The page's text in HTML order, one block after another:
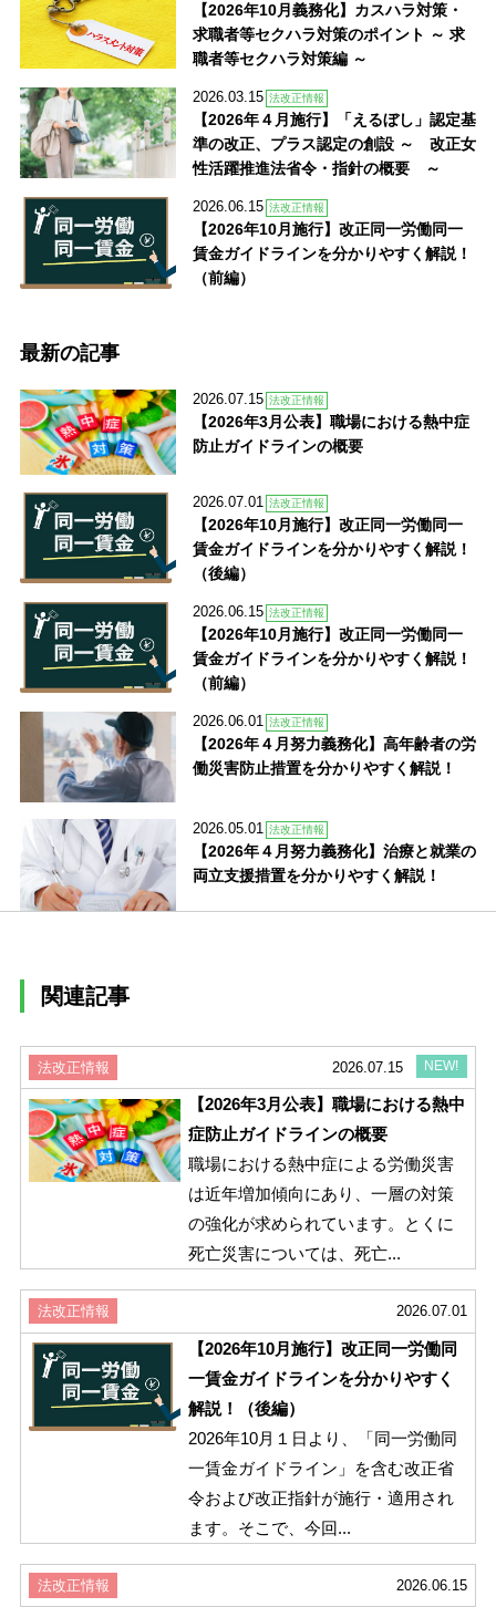
【2026年10月義務化】カスハラ対策・
求職者等セクハラ対策のポイント ～ 求
職者等セクハラ対策編 ～
2026.03.15 法改正情報
【2026年４月施行】「えるぼし」認定基
準の改正、プラス認定の創設 ～ 改正女
性活躍推進法省令・指針の概要 ～
2026.06.15 法改正情報
【2026年10月施行】改正同一労働同一
賃金ガイドラインを分かりやすく解説！
（前編）
最新の記事
2026.07.15 法改正情報
【2026年3月公表】職場における熱中症
防止ガイドラインの概要
2026.07.01 法改正情報
【2026年10月施行】改正同一労働同一
賃金ガイドラインを分かりやすく解説！
（後編）
2026.06.15 法改正情報
【2026年10月施行】改正同一労働同一
賃金ガイドラインを分かりやすく解説！
（前編）
2026.06.01 法改正情報
【2026年４月努力義務化】高年齢者の労
働災害防止措置を分かりやすく解説！
2026.05.01 法改正情報
【2026年４月努力義務化】治療と就業の
両立支援措置を分かりやすく解説！
関連記事
法改正情報 NEW!
2026.07.15
【2026年3月公表】職場における熱中
症防止ガイドラインの概要
職場における熱中症による労働災害
は近年増加傾向にあり、一層の対策
の強化が求められています。とくに
死亡災害については、死亡...
法改正情報 2026.07.01
【2026年10月施行】改正同一労働同
一賃金ガイドラインを分かりやすく
解説！（後編）
2026年10月１日より、「同一労働同
一賃金ガイドライン」を含む改正省
令および改正指針が施行・適用され
ます。そこで、今回...
法改正情報 2026.06.15